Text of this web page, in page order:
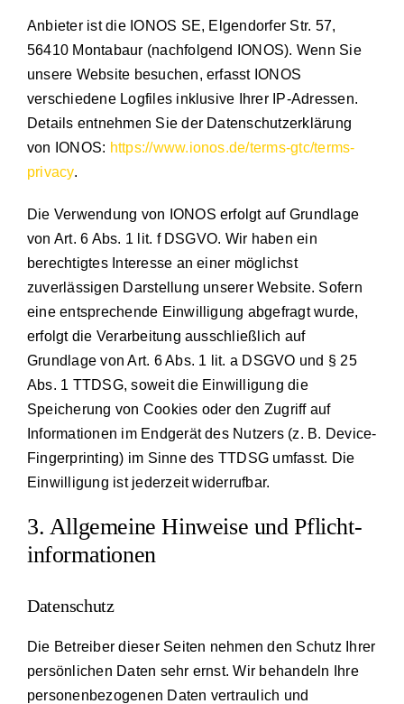
Anbieter ist die IONOS SE, Elgendorfer Str. 57,
56410 Montabaur (nachfolgend IONOS). Wenn Sie
unsere Website besuchen, erfasst IONOS
verschiedene Logfiles inklusive Ihrer IP-Adressen.
Details entnehmen Sie der Datenschutzerklärung
von IONOS: https://www.ionos.de/terms-gtc/terms-
privacy.
Die Verwendung von IONOS erfolgt auf Grundlage
von Art. 6 Abs. 1 lit. f DSGVO. Wir haben ein
berechtigtes Interesse an einer möglichst
zuverlässigen Darstellung unserer Website. Sofern
eine entsprechende Einwilligung abgefragt wurde,
erfolgt die Verarbeitung ausschließlich auf
Grundlage von Art. 6 Abs. 1 lit. a DSGVO und § 25
Abs. 1 TTDSG, soweit die Einwilligung die
Speicherung von Cookies oder den Zugriff auf
Informationen im Endgerät des Nutzers (z. B. Device-
Fingerprinting) im Sinne des TTDSG umfasst. Die
Einwilligung ist jederzeit widerrufbar.
3. Allgemeine Hinweise und Pflicht­
informationen
Datenschutz
Die Betreiber dieser Seiten nehmen den Schutz Ihrer
persönlichen Daten sehr ernst. Wir behandeln Ihre
personenbezogenen Daten vertraulich und